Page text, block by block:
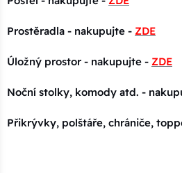
Prostěradla - nakupujte - ZDE
Úložný prostor - nakupujte - ZDE
Noční stolky, komody atd. -
Přikrývky, polštáře, chrániče,